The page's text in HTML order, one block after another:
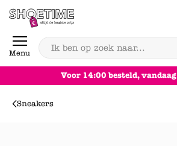
Skip to content
Menu
Achteraf betalen
Sneakers